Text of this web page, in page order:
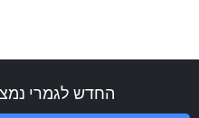
החדש לגמרי